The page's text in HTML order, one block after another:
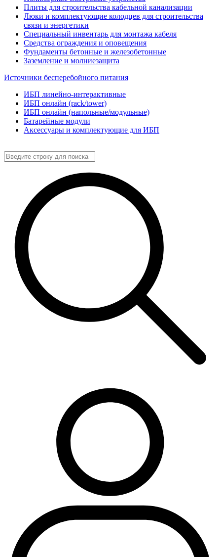
Плиты для строительства кабельной канализации
Люки и комплектующие колодцев для строительства
связи и энергетики
Специальный инвентарь для монтажа кабеля
Средства ограждения и оповещения
Фундаменты бетонные и железобетонные
Заземление и молниезащита
Источники бесперебойного питания
ИБП линейно-интерактивные
ИБП онлайн (rack/tower)
ИБП онлайн (напольные/модульные)
Батарейные модули
Аксессуары и комплектующие для ИБП